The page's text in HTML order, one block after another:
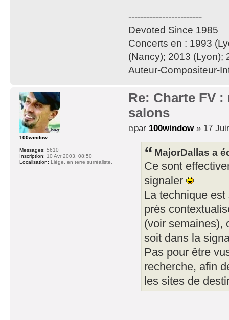
------------------------
Devoted Since 1985
Concerts en : 1993
(Nancy); 2013 (Lyon);
Auteur-Compositeur-
Re: Charte FV
salons
par 100window» 17
MajorDallas a
Ce sont
signaler
La technique
près
(voir semaines),
soit dans la
Pas pour être
recherche, afin
les sites de
100window
Messages: 5610
Inscription: 10 Avr 2003, 08:50
Localisation: Liège, en terre surréaliste.